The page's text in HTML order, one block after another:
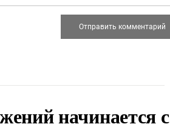
начинается с